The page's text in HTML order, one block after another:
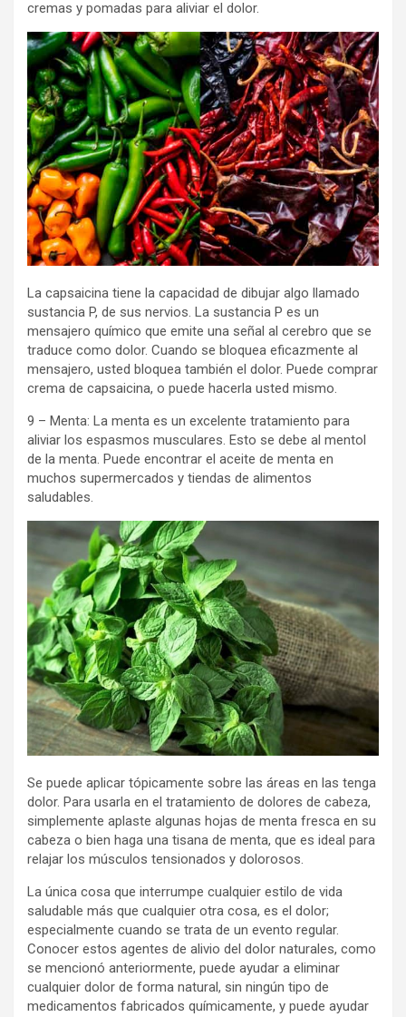
cremas y pomadas para aliviar el dolor.
La capsaicina tiene la capacidad de dibujar algo llamado
sustancia P, de sus nervios. La sustancia P es un
mensajero químico que emite una señal al cerebro que se
traduce como dolor. Cuando se bloquea eficazmente al
mensajero, usted bloquea también el dolor. Puede comprar
crema de capsaicina, o puede hacerla usted mismo.
9 – Menta: La menta es un excelente tratamiento para
aliviar los espasmos musculares. Esto se debe al mentol
de la menta. Puede encontrar el aceite de menta en
muchos supermercados y tiendas de alimentos
saludables.
Se puede aplicar tópicamente sobre las áreas en las tenga
dolor. Para usarla en el tratamiento de dolores de cabeza,
simplemente aplaste algunas hojas de menta fresca en su
cabeza o bien haga una tisana de menta, que es ideal para
relajar los músculos tensionados y dolorosos.
La única cosa que interrumpe cualquier estilo de vida
saludable más que cualquier otra cosa, es el dolor;
especialmente cuando se trata de un evento regular.
Conocer estos agentes de alivio del dolor naturales, como
se mencionó anteriormente, puede ayudar a eliminar
cualquier dolor de forma natural, sin ningún tipo de
medicamentos fabricados químicamente, y puede ayudar